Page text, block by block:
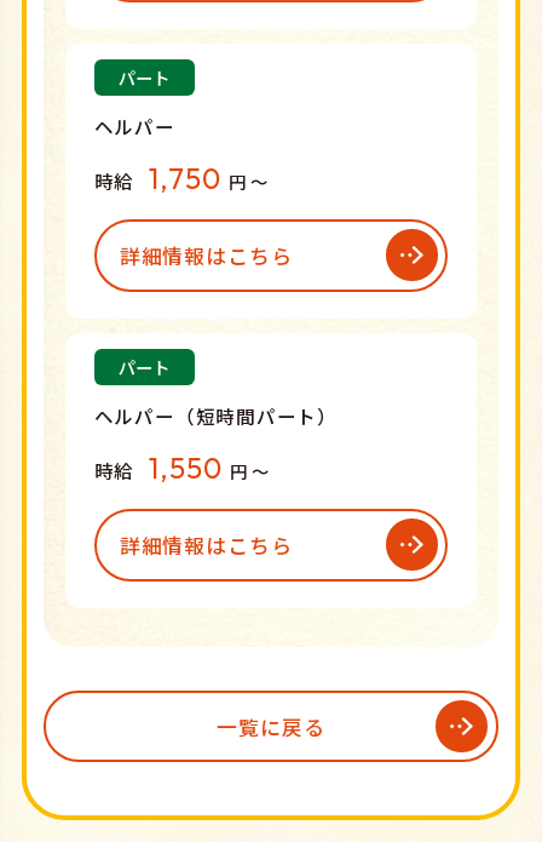
パート
ヘルパー
時給 1,750 円 〜
詳細情報はこちら
パート
ヘルパー（短時間パート）
時給 1,550 円 〜
詳細情報はこちら
一覧に戻る